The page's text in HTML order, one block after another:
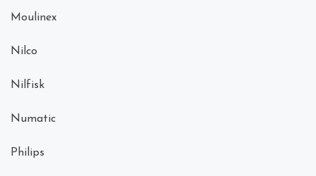
Moulinex
Nilco
Nilfisk
Numatic
Philips